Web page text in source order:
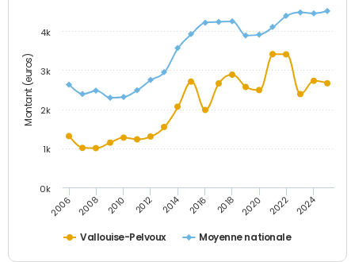
Montant (euros)
Vallouise-Pelvoux Moyenne nationale
2006 2008 2010 2012 2014 2016 2018 2020 2022 2024
0k
1k
2k
3k
4k